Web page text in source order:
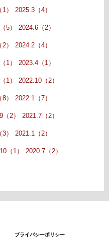
） 2025.3（4）
5） 2024.6（2）
） 2024.2（4）
1） 2023.4（1）
1） 2022.10（2）
） 2022.1（7）
2） 2021.7（2）
） 2021.1（2）
（1） 2020.7（2）
プライバシーポリシー